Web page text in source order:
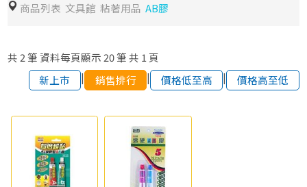
商品列表 文具館 粘著用品 AB膠
共 2 筆 資料每頁顯示 20筆 共 1 頁
新上市
| 銷售排行 | 價格低至高 | 價格高至低